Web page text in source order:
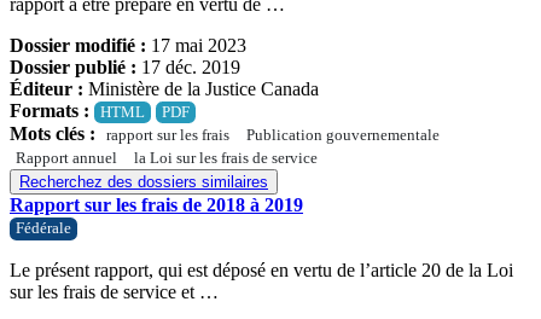
Dossier modifié : 17 mai 2023
Dossier publié : 17 déc. 2019
Éditeur : Ministère de la Justice Canada
Formats :
HTML PDF
Mots clés : rapport sur les frais
Publication gouvernementale
Rapport annuel
la Loi sur les frais de service
Recherchez des dossiers similaires
Rapport sur les frais de 2018 à 2019
Fédérale
Le présent rapport, qui est déposé en vertu de l’article 20 de la Loi
sur les frais de service et …